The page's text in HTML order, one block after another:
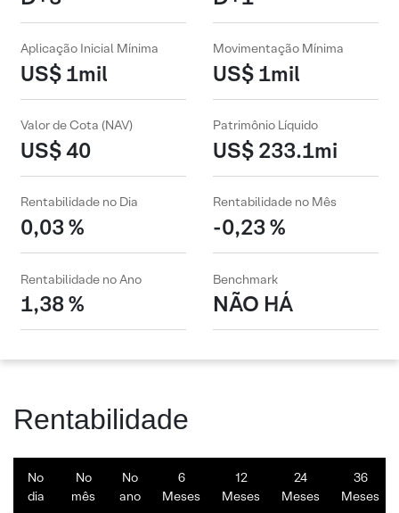
Aplicação Inicial Mínima
US$ 1mil
Movimentação Mínima
US$ 1mil
Valor de Cota (NAV)
US$ 40
Patrimônio Líquido
US$ 233.1mi
Rentabilidade no Dia
0,03 %
Rentabilidade no Mês
-0,23 %
Rentabilidade no Ano
1,38 %
Benchmark
NÃO HÁ
Rentabilidade
No
dia
No
mês
No
ano
6
Meses
12
Meses
24
Meses
36
Meses